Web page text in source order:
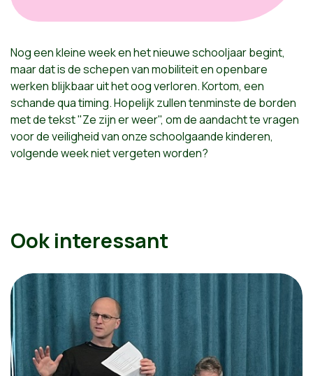
Nog een kleine week en het nieuwe schooljaar begint,
maar dat is de schepen van mobiliteit en openbare
werken blijkbaar uit het oog verloren. Kortom, een
schande qua timing. Hopelijk zullen tenminste de borden
met de tekst "Ze zijn er weer", om de aandacht te vragen
voor de veiligheid van onze schoolgaande kinderen,
volgende week niet vergeten worden?
Ook interessant